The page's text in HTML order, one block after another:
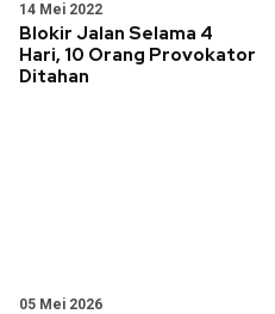
14 Mei 2022
Blokir Jalan Selama 4
Hari, 10 Orang Provokator
Ditahan
05 Mei 2026